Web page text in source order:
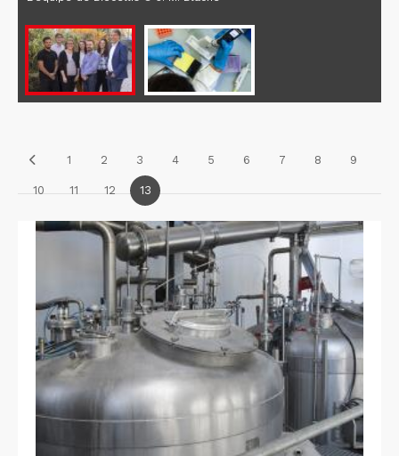
1 2 3 4 5 6 7 8 9
10 11 12 13